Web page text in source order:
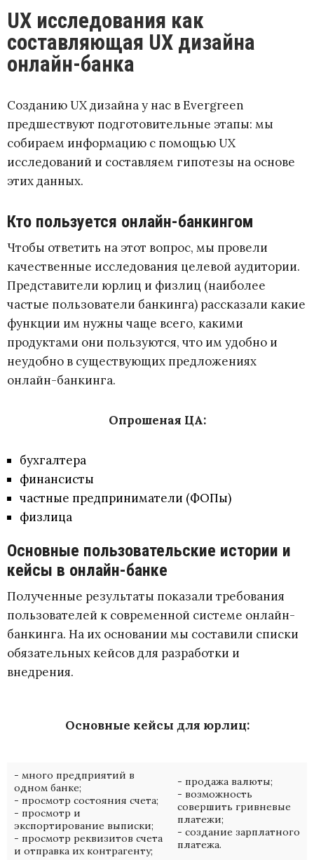
UX исследования как
составляющая UX дизайна
онлайн-банка
Созданию UX дизайна у нас в Evergreen
предшествуют подготовительные этапы: мы
собираем информацию с помощью UX
исследований и составляем гипотезы на основе
этих данных.
Кто пользуется онлайн-банкингом
Чтобы ответить на этот вопрос, мы провели
качественные исследования целевой аудитории.
Представители юрлиц и физлиц (наиболее
частые пользователи банкинга) рассказали какие
функции им нужны чаще всего, какими
продуктами они пользуются, что им удобно и
неудобно в существующих предложениях
онлайн-банкинга.
Опрошеная ЦА:
бухгалтера
финансисты
частные предприниматели (ФОПы)
физлица
Основные пользовательские истории и
кейсы в онлайн-банке
Полученные результаты показали требования
пользователей к современной системе онлайн-
банкинга. На их основании мы составили списки
обязательных кейсов для разработки и
внедрения.
Основные кейсы для юрлиц:
- много предприятий в
одном банке;
- просмотр состояния счета;
- просмотр и
экспортирование выписки;
- просмотр реквизитов счета
и отправка их контрагенту;
- продажа валюты;
- возможность
совершить гривневые
платежи;
- создание зарплатного
платежа.